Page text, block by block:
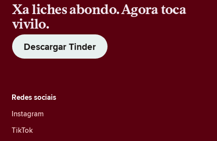
Xa liches abondo. Agora toca
vivilo.
Descargar Tinder
Redes sociais
Instagram
TikTok